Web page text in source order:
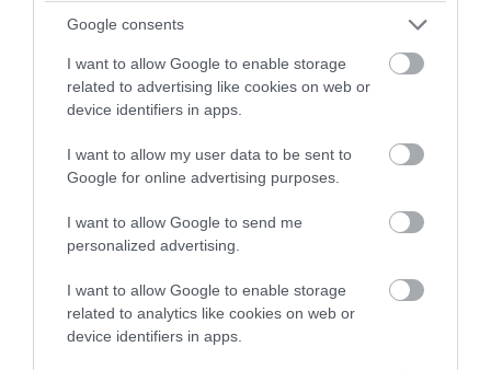
Google consents
I want to allow Google to enable storage
related to advertising like cookies on web or
device identifiers in apps.
I want to allow my user data to be sent to
Google for online advertising purposes.
I want to allow Google to send me
personalized advertising.
I want to allow Google to enable storage
related to analytics like cookies on web or
device identifiers in apps.
υπογραμμίζει ότι από τη δεκαετία του 1980 η
Ευρώπη θερμαίνεται με ρυθμό διπλάσιο από τον
παγκόσμιο μέσο όρο, ενώ τα κύματα καύσωνα
γίνονται ολοένα πιο συχνά και πιο έντονα
σχεδόν σε ολόκληρη την ήπειρο.